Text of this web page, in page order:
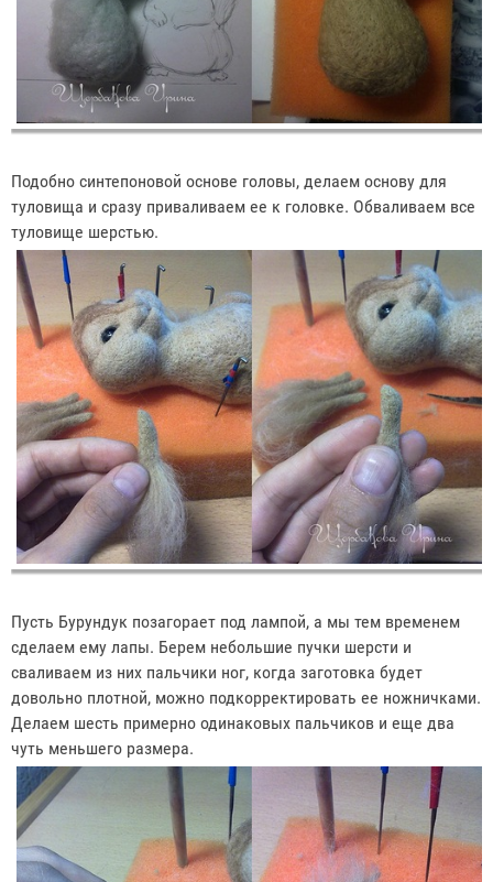
Подобно синтепоновой основе головы, делаем основу для
туловища и сразу приваливаем ее к головке. Обваливаем все
туловище шерстью.
Пусть Бурундук позагорает под лампой, а мы тем временем
сделаем ему лапы. Берем небольшие пучки шерсти и
сваливаем из них пальчики ног, когда заготовка будет
довольно плотной, можно подкорректировать ее ножничками.
Делаем шесть примерно одинаковых пальчиков и еще два
чуть меньшего размера.